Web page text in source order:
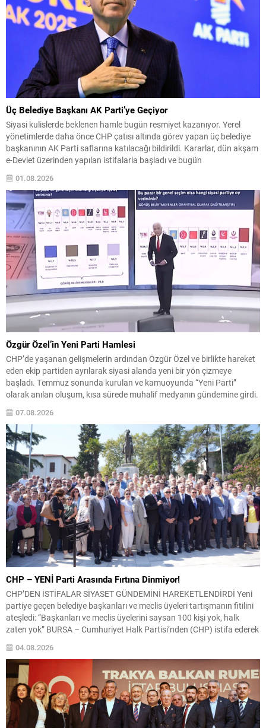
Üç Belediye Başkanı AK Parti’ye Geçiyor
Siyasi kulislerde beklenen hamle bugün resmiyet kazanıyor. Yerel
yönetimlerde daha önce CHP çatısı altında görev yapan üç belediye
başkanının AK Parti saflarına katılacağı bildirildi. Kararlar, dün akşam
e-Devlet üzerinden yapılan istifalarla başladı ve bugün
ve süreç CHP’den istifa eden Tuzla Belediye Başkanı Eren Ali...
01.08.2026
Özgür Özel’in Yeni Parti Hamlesi
CHP’de yaşanan gelişmelerin ardından Özgür Özel ve birlikte hareket
eden ekip partiden ayrılarak siyasi alanda yeni bir yön çizmeye
başladı. Temmuz sonunda kurulan ve kamuoyunda “Yeni Parti”
olarak anılan oluşum, kısa sürede muhalif medyanın gündemine girdi.
Kuruluşun hemen ardından bazı anket sonuçları kamuoyuna
yansıyınca, partinin tabanda karşılık bulduğu iddiaları gündemi...
07.08.2026
CHP – YENİ Parti Arasında Fırtına Dinmiyor!
CHP’DEN İSTİFALAR SİYASET GÜNDEMİNİ HAREKETLENDİRDİ Yeni
partiye geçen belediye başkanları ve meclis üyeleri tartışmanın fitilini
ateşledi: “Başkanları ve meclis üyelerini saysan 100 kişi yok, halk
zaten yok” BURSA – Cumhuriyet Halk Partisi’nden (CHP) istifa ederek
yeni kurulan siyasi oluşumlara katılan belediye başkanları ve belediye
meclis üyeleri üzerinden başlayan tartışmalar siyaset...
04.08.2026